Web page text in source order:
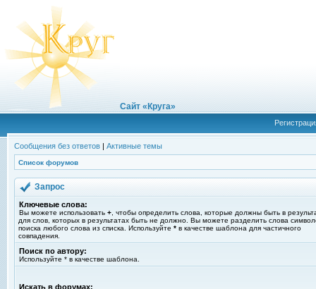
Сайт «Круга»
Сообщения без ответов | Активные темы
Список форумов
Запрос
Ключевые слова:
Вы можете использовать + , чтобы определить слова, которые должны быть в
для слов, которых в результатах быть не должно. Вы можете разделить слова
поиска любого слова из списка. Используйте * в качестве шаблона для частичного
совпадения.
Поиск по автору:
Используйте * в качестве шаблона.
Искать в форумах: